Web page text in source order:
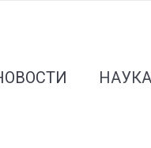
НАУКА